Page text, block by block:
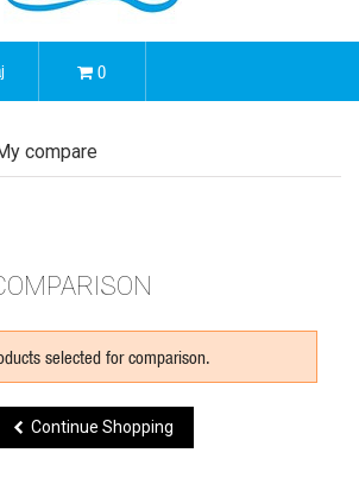
0
compare
selected for comparison.
Continue Shopping